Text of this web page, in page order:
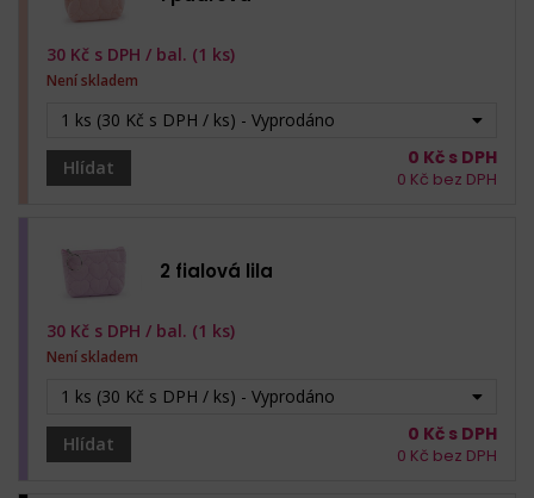
1 ks (30 Kč s DPH / ks) - Vyprodáno
Hlídat
30 Kč s DPH / bal. (1 ks)
Není skladem
0 Kč s DPH
0 Kč bez DPH
2 fialová lila
1 ks (30 Kč s DPH / ks) - Vyprodáno
Hlídat
30 Kč s DPH / bal. (1 ks)
Není skladem
0 Kč s DPH
0 Kč bez DPH